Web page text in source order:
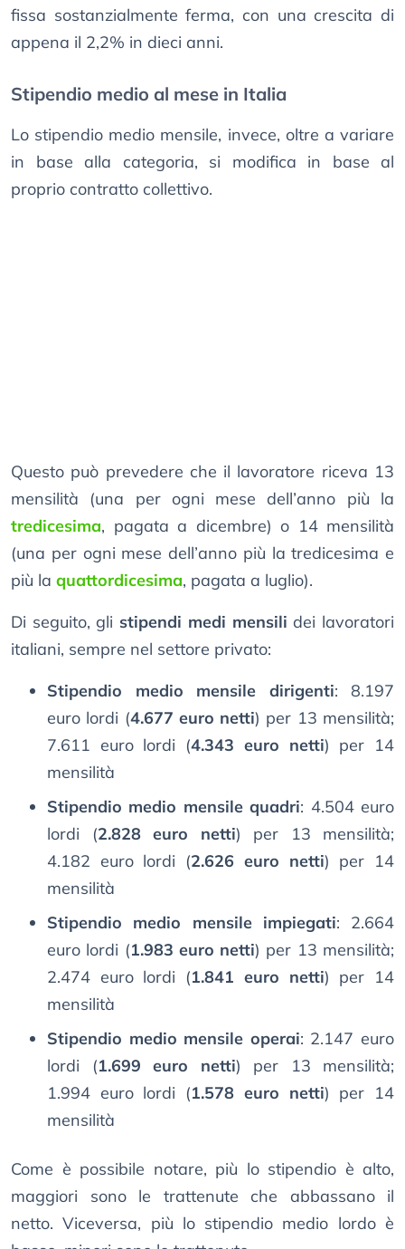
fissa sostanzialmente ferma, con una crescita di
appena il 2,2% in dieci anni.
Stipendio medio al mese in Italia
Lo stipendio medio mensile, invece, oltre a variare
in base alla categoria, si modifica in base al
proprio contratto collettivo.
Questo può prevedere che il lavoratore riceva 13
mensilità (una per ogni mese dell’anno più la
tredicesima, pagata a dicembre) o 14 mensilità
(una per ogni mese dell’anno più la tredicesima e
più la quattordicesima, pagata a luglio).
Di seguito, gli stipendi medi mensili dei lavoratori
italiani, sempre nel settore privato:
Stipendio medio mensile dirigenti: 8.197
euro lordi (4.677 euro netti) per 13 mensilità;
7.611 euro lordi (4.343 euro netti) per 14
mensilità
Stipendio medio mensile quadri: 4.504 euro
lordi (2.828 euro netti) per 13 mensilità;
4.182 euro lordi (2.626 euro netti) per 14
mensilità
Stipendio medio mensile impiegati: 2.664
euro lordi (1.983 euro netti) per 13 mensilità;
2.474 euro lordi (1.841 euro netti) per 14
mensilità
Stipendio medio mensile operai: 2.147 euro
lordi (1.699 euro netti) per 13 mensilità;
1.994 euro lordi (1.578 euro netti) per 14
mensilità
Come è possibile notare, più lo stipendio è alto,
maggiori sono le trattenute che abbassano il
netto. Viceversa, più lo stipendio medio lordo è